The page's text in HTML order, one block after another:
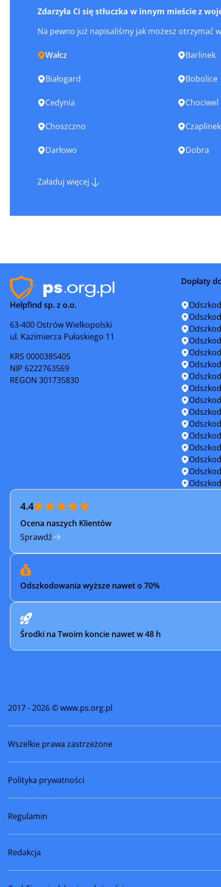
Zdarzyła Ci się stłuczka w innym mieście z
Na pewno już napisaliśmy jak możesz otrzymać
Wałcz Barlinek
Białogard Bobolice
Cedynia Chociwel
Choszczno Czaplinek
Darłowo Dobra
Maszewo
Myślibórz Nowe
Pełczyce Płoty
Połczyn-
Resko
Stepnica
Tuczno
Wolin
Załaduj więcej
Helpfind sp. z o.o.
63-400 Ostrów Wielkopolski
ul. Kazimierza Pułaskiego 11
KRS 0000385405
NIP 6222763569
REGON 301735830
Dopłaty
4.4
Ocena naszych Klientów
Sprawdź
Odszkodowania wyższe nawet o 70%
Środki na Twoim koncie nawet w 48 h
2017 - 2026 © www.ps.org.pl
Wszelkie prawa zastrzeżone
Polityka prywatności
Regulamin
Redakcja